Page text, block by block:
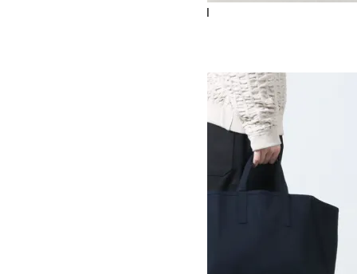
PYAD SNM - 029 - SELVEDGE DENIM